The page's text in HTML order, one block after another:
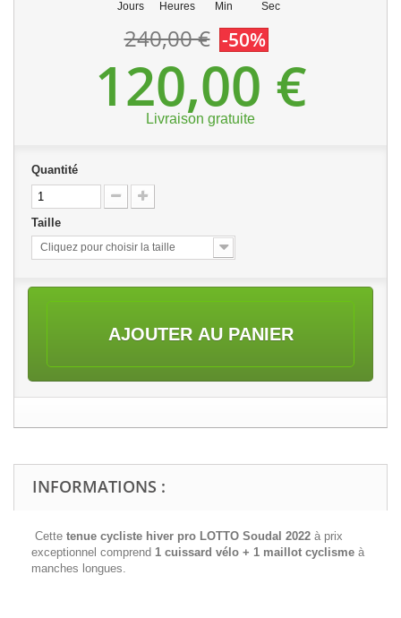
Jours Heures Min Sec
240,00 € -50%
120,00 €
Livraison gratuite
Quantité
Taille
Cliquez pour choisir la taille
AJOUTER AU PANIER
INFORMATIONS :
Cette tenue cycliste hiver pro LOTTO Soudal 2022 à prix
exceptionnel comprend 1 cuissard vélo + 1 maillot cyclisme à
manches longues.